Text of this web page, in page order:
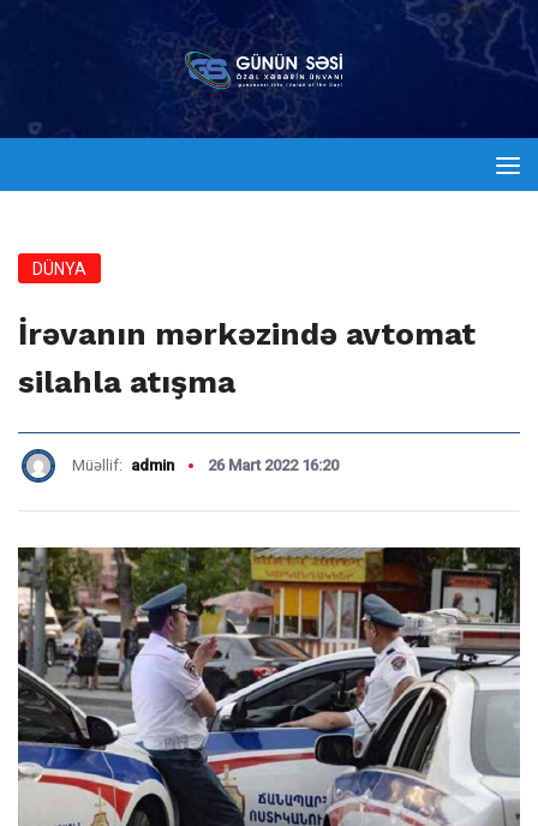
DÜNYA
İrəvanın mərkəzində avtomat
silahla atışma
Müəllif: admin 26 Mart 2022 16:20